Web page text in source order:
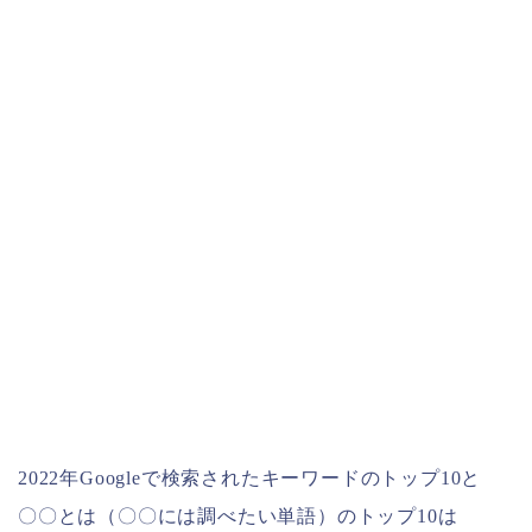
2022年Googleで検索されたキーワードのトップ10と
〇〇とは（〇〇には調べたい単語）のトップ10は